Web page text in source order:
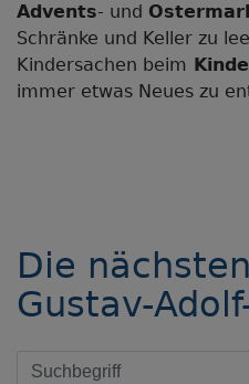
Advents- und
Schränke und Keller zu
Kindersachen beim
immer etwas Neues zu
Die
Gustav-